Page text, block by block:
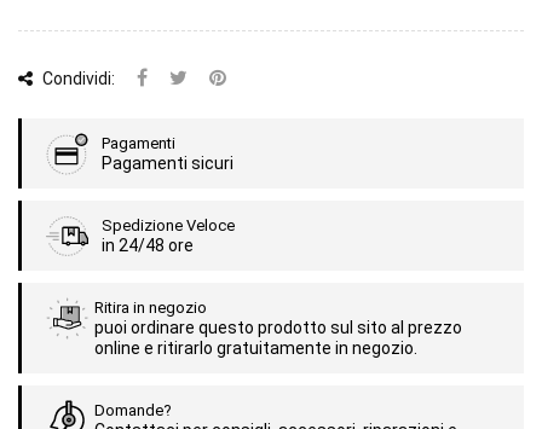
Condividi:
Pagamenti
Pagamenti sicuri
Spedizione Veloce
in 24/48 ore
Ritira in negozio
puoi ordinare questo prodotto sul sito al prezzo
online e ritirarlo gratuitamente in negozio.
Domande?